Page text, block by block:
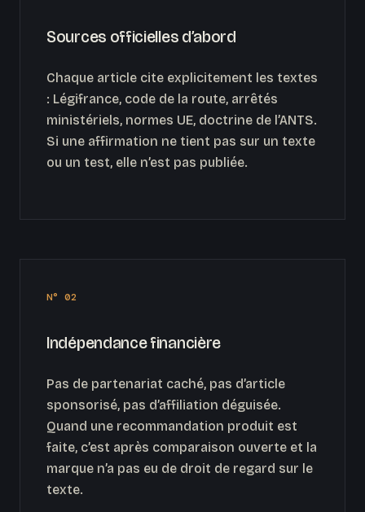
Sources officielles d’abord
Chaque article cite explicitement les textes
: Légifrance, code de la route, arrêtés
ministériels, normes UE, doctrine de l’ANTS.
Si une affirmation ne tient pas sur un texte
ou un test, elle n’est pas publiée.
N° 02
Indépendance financière
Pas de partenariat caché, pas d’article
sponsorisé, pas d’affiliation déguisée.
Quand une recommandation produit est
faite, c’est après comparaison ouverte et la
marque n’a pas eu de droit de regard sur le
texte.